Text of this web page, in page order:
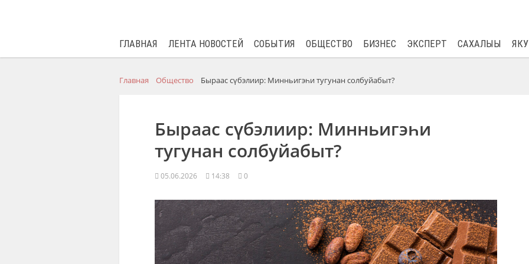
ГЛАВНАЯ ЛЕНТА НОВОСТЕЙ СОБЫТИЯ ОБЩЕСТВО БИЗНЕС ЭКСПЕРТ САХАЛЫЫ
Главная Общество Быраас сүбэлиир: Минньигэһи тугунан солбуйабыт?
Быраас сүбэлиир: Минньигэһи
тугунан солбуйабыт?
05.06.2026 14:38 0